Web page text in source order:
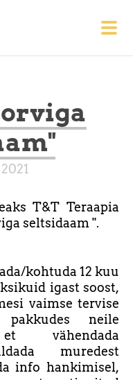
T&T Teraapia
seltsidaam ".
kohtuda 12 kuu
igast soost,
vaimse tervise
pakkudes neile
vähendada
muredest
info hankimisel,